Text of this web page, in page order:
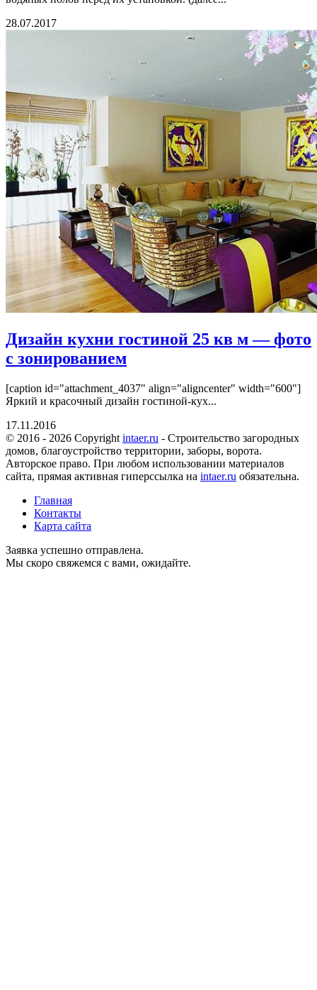
28.07.2017
Дизайн кухни гостиной 25 кв м — фото
с зонированием
[caption id="attachment_4037" align="aligncenter" width="600"]
Яркий и красочный дизайн гостиной-кух...
17.11.2016
© 2016 - 2026 Copyright intaer.ru - Cтроительство загородных
домов, благоустройство территории, заборы, ворота.
Авторское право. При любом использовании материалов
сайта, прямая активная гиперссылка на intaer.ru обязательна.
Главная
Контакты
Карта сайта
Заявка успешно отправлена.
Мы скоро свяжемся с вами, ожидайте.